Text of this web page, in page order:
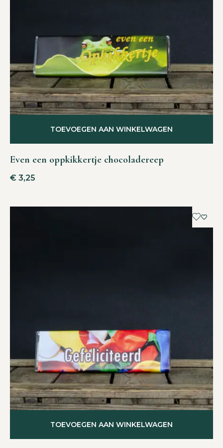
Even een oppkikkertje chocoladereep
€ 3,25
TOEVOEGEN AAN WINKELWAGEN
TOEVOEGEN AAN WINKELWAGEN